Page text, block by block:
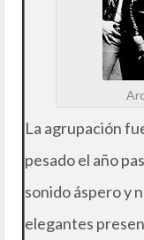
La agrupación
pesado el año
sonido áspero y
elegantes